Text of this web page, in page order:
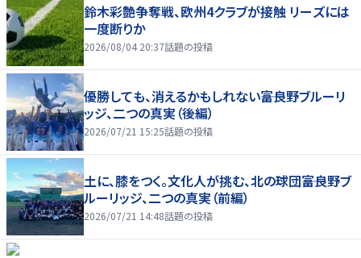
鈴木彩艶争奪戦、欧州4クラブが接触 リーズには
一度断りか
2026/08/04 20:37話題の投稿
優勝しても、消えるかもしれない――富良野ブルーリ
ッジ、二つの真実（後編）
2026/07/21 15:25話題の投稿
土に、膝をつく。文化人が挑む、北の球団――富良野ブ
ルーリッジ、二つの真実（前編）
2026/07/21 14:48話題の投稿